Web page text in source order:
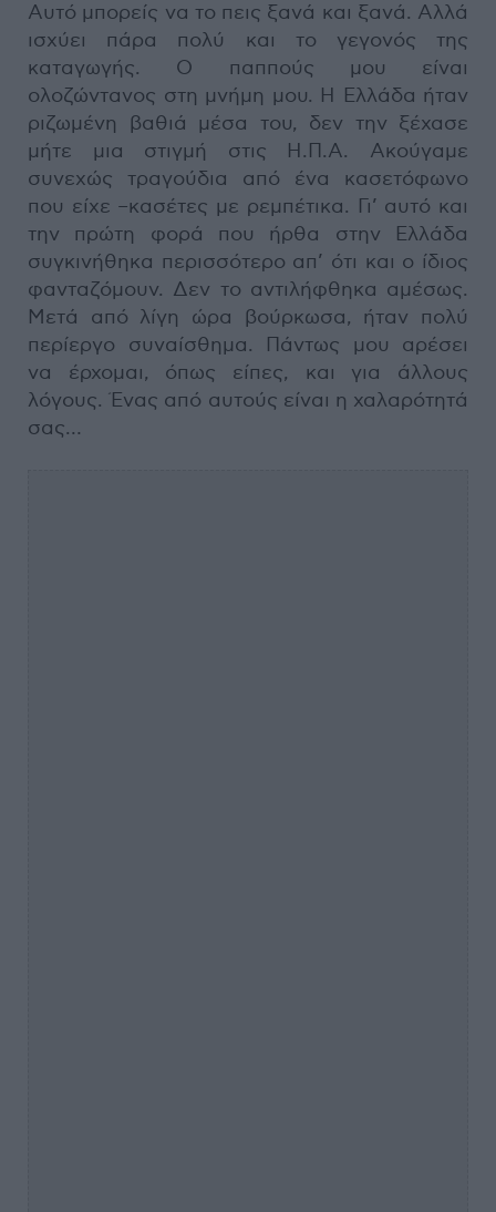
Αυτό μπορείς να το πεις ξανά και ξανά. Αλλά
ισχύει πάρα πολύ και το γεγονός της
καταγωγής. Ο παππούς μου είναι
ολοζώντανος στη μνήμη μου. Η Ελλάδα ήταν
ριζωμένη βαθιά μέσα του, δεν την ξέχασε
μήτε μια στιγμή στις Η.Π.Α. Ακούγαμε
συνεχώς τραγούδια από ένα κασετόφωνο
που είχε –κασέτες με ρεμπέτικα. Γι’ αυτό και
την πρώτη φορά που ήρθα στην Ελλάδα
συγκινήθηκα περισσότερο απ’ ότι και ο ίδιος
φανταζόμουν. Δεν το αντιλήφθηκα αμέσως.
Μετά από λίγη ώρα βούρκωσα, ήταν πολύ
περίεργο συναίσθημα. Πάντως μου αρέσει
να έρχομαι, όπως είπες, και για άλλους
λόγους. Ένας από αυτούς είναι η χαλαρότητά
σας…